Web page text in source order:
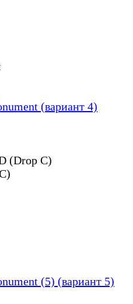
(вариант 4)
(Drop C)
(5) (вариант 5)